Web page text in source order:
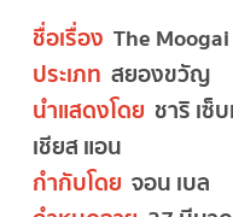
ชื่อเรื่อง The
ประเภท สยองขวัญ
นำแสดงโดย ชาริ เซ็
เชียส แอน
กำกับโดย จอน เบล